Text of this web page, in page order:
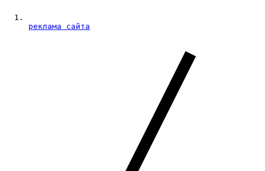
реклама сайта